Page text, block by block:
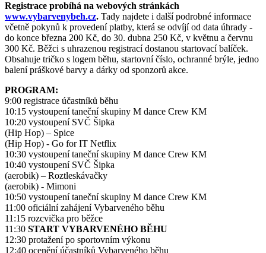
Registrace probíhá na webových stránkách
www.vybarvenybeh.cz. Tady najdete i další podrobné informace
včetně pokynů k provedení platby, která se odvíjí od data úhrady -
do konce března 200 Kč, do 30. dubna 250 Kč, v květnu a červnu
300 Kč. Běžci s uhrazenou registrací dostanou startovací balíček.
Obsahuje tričko s logem běhu, startovní číslo, ochranné brýle, jedno
balení práškové barvy a dárky od sponzorů akce.
PROGRAM:
9:00 registrace účastníků běhu
10:15 vystoupení taneční skupiny M dance Crew KM
10:20 vystoupení SVČ Šipka
(Hip Hop) – Spice
(Hip Hop) - Go for IT Netflix
10:30 vystoupení taneční skupiny M dance Crew KM
10:40 vystoupení SVČ Šipka
(aerobik) – Roztleskávačky
(aerobik) - Mimoni
10:50 vystoupení taneční skupiny M dance Crew KM
11:00 oficiální zahájení Vybarveného běhu
11:15 rozcvička pro běžce
11:30 START VYBARVENÉHO BĚHU
12:30 protažení po sportovním výkonu
12:40 ocenění účastníků Vybarveného běhu